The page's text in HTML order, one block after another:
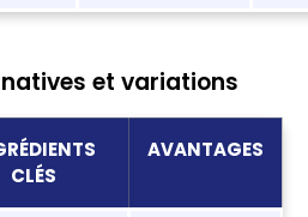
et variations
CLÉS
AVANTAGES